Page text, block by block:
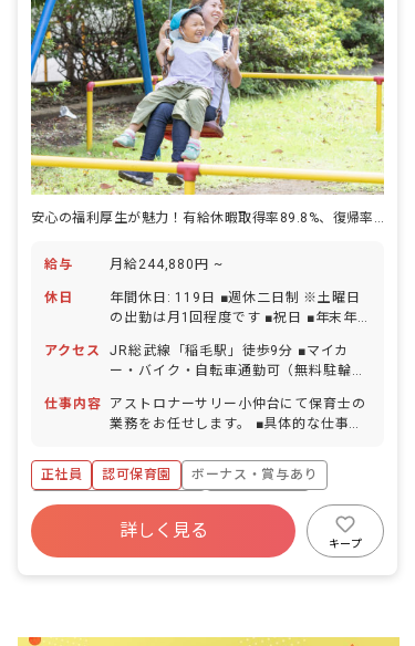
安心の福利厚生が魅力！有給休暇取得率89.8%、復帰率100%の実績◎
給与 月給244,880円 ~
休日
年間休日: 119日 ■週休二日制 ※土曜日
の出勤は月1回程度です ■祝日 ■年末年
89.8％／1時間単位での取得可／5日以上
の連休相談OK） ■慶弔休暇 ■産前産後・
育児休暇（取得率100％・復帰率
100％） ■介護・看護休暇
アクセス
JR総武線「稲毛駅」徒歩9分 ■マイカ
ー・バイク・自転車通勤可（無料駐輪場
仕事内容
アストロナーサリー小仲台にて保育士の
業務をお任せします。 ■具体的な仕事内
入（0～1歳児のみ・アプリ） ・週案・
月案の作成 ・保護者対応
正社員 認可保育園
ボーナス・賞与あり
寮・住宅・家賃補助あり
社会保険完備
福利厚生充実
退職金制度
詳しく見る
キープ